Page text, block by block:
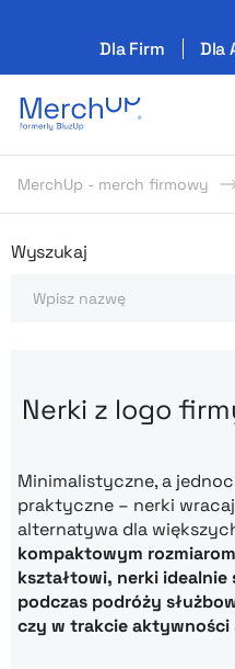
Dla Firm Dla
Odzież reklamowa z
MerchUp - merch firmowy
Odzież
Wyszukaj
Nerki z logo
Minimalistyczne, a
praktyczne – nerki
alternatywa dla
kompaktowym
kształtowi, nerki idealnie
podczas podróży
czy w trakcie